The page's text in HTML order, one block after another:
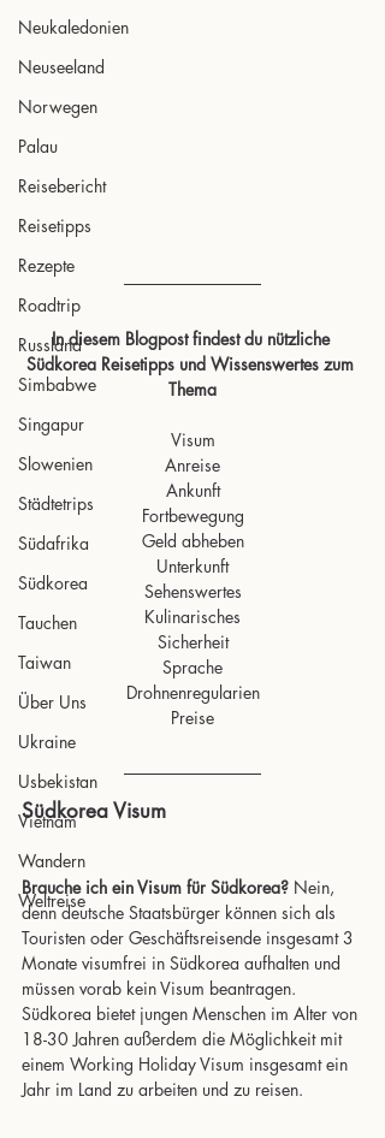
Neukaledonien
Neuseeland
Norwegen
Palau
Reisebericht
Reisetipps
Rezepte
Roadtrip
Russland
Simbabwe
Singapur
Slowenien
Städtetrips
Südafrika
Südkorea
Tauchen
Taiwan
Über Uns
Ukraine
Usbekistan
Vietnam
Wandern
Weltreise
In diesem Blogpost findest du nützliche
Südkorea Reisetipps und Wissenswertes zum
Thema
Visum
Anreise
Ankunft
Fortbewegung
Geld abheben
Unterkunft
Sehenswertes
Kulinarisches
Sicherheit
Sprache
Drohnenregularien
Preise
Südkorea Visum
Brauche ich ein Visum für Südkorea? Nein,
denn deutsche Staatsbürger können sich als
Touristen oder Geschäftsreisende insgesamt 3
Monate visumfrei in Südkorea aufhalten und
müssen vorab kein Visum beantragen.
Südkorea bietet jungen Menschen im Alter von
18-30 Jahren außerdem die Möglichkeit mit
einem Working Holiday Visum insgesamt ein
Jahr im Land zu arbeiten und zu reisen.